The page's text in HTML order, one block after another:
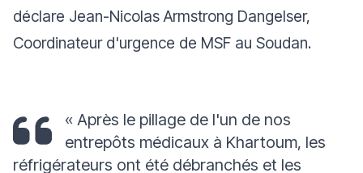
déclare Jean-Nicolas Armstrong Dangelser,
Coordinateur d'urgence de MSF au Soudan.
« Après le pillage de l'un de nos
entrepôts médicaux à Khartoum, les
réfrigérateurs ont été débranchés et les